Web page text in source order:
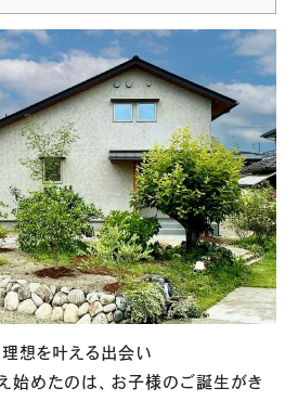
理想を叶える出会い
始めたのは、お子様のご誕生がき